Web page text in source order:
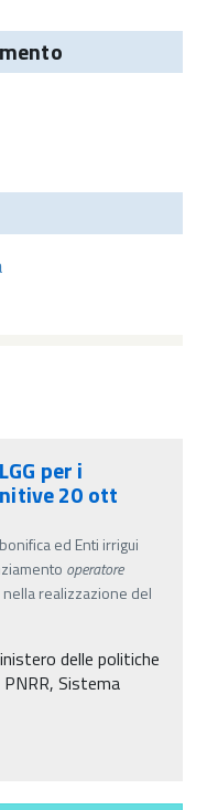
per i
20 ott
ed Enti irrigui
operatore
realizzazione del
delle politiche
Sistema